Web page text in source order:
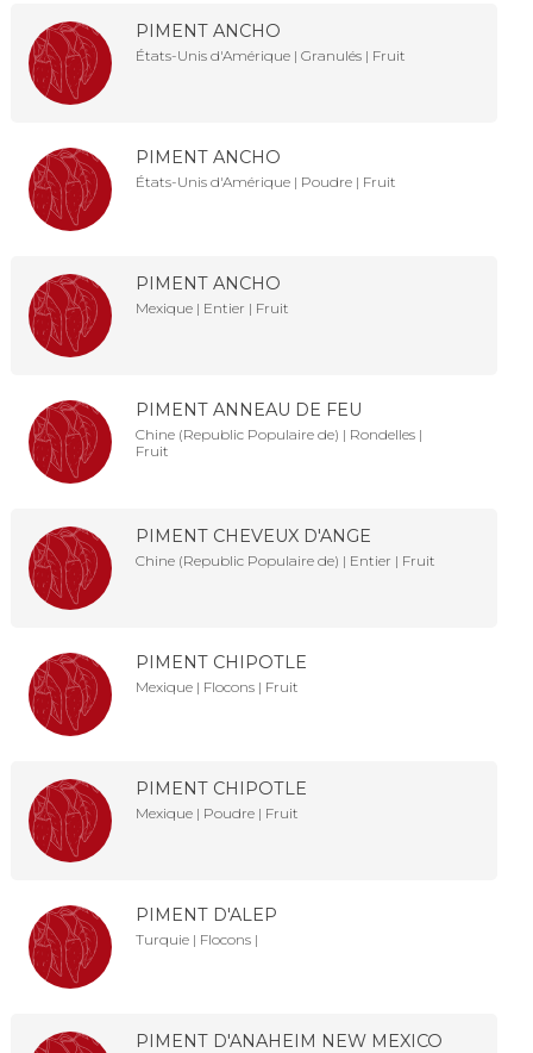
PIMENT ANCHO
États-Unis d'Amérique | Granulés | Fruit
PIMENT ANCHO
États-Unis d'Amérique | Poudre | Fruit
PIMENT ANCHO
Mexique | Entier | Fruit
PIMENT ANNEAU DE FEU
Chine (Republic Populaire de) | Rondelles |
Fruit
PIMENT CHEVEUX D'ANGE
Chine (Republic Populaire de) | Entier | Fruit
PIMENT CHIPOTLE
Mexique | Flocons | Fruit
PIMENT CHIPOTLE
Mexique | Poudre | Fruit
PIMENT D'ALEP
Turquie | Flocons |
PIMENT D'ANAHEIM NEW MEXICO